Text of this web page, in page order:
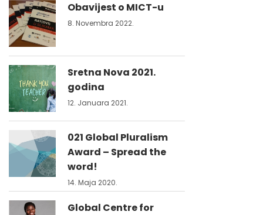
Obavijest o MICT-u
8. Novembra 2022.
Sretna Nova 2021.
godina
12. Januara 2021.
021 Global Pluralism
Award – Spread the
word!
14. Maja 2020.
Global Centre for